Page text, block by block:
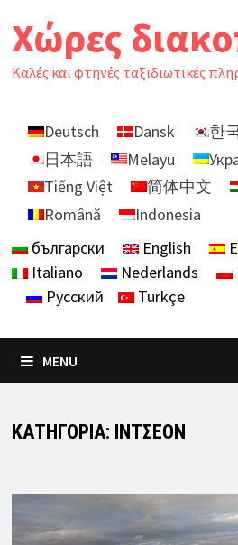
toΧώρες
Καλές και φτηνές ταξιδιωτικές
Deutsch Dansk 한
日本語
Melayu
Tiếng Việt
简体中文
Română
Indonesia
български
English
Italiano
Nederlands
Русский
Türkçe
MENU
ΚΑΤΗΓΟΡΊΑ: ΊΝΤΣΕΟΝ